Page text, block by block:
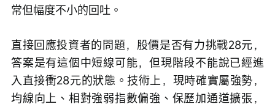
常但幅度不小的回吐。
直接回應投資者的問題，股價是否有力挑戰28元，
答案是有這個中短線可能，但現階段不能說已經進
入直接衝28元的狀態。技術上，現時確實屬強勢，
均線向上、相對強弱指數偏強、保歷加通道擴張，